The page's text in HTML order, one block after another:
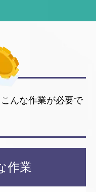
んな作業が必要で
作業